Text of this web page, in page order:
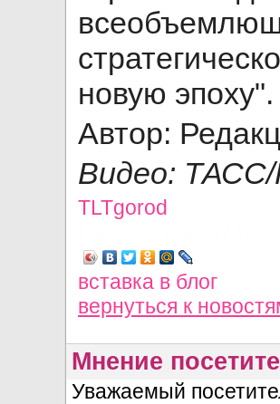
новую эпоху".
Автор:
Видео: ТАСС/
TLTgorod
вставка в блог
вернуться к
Мнение